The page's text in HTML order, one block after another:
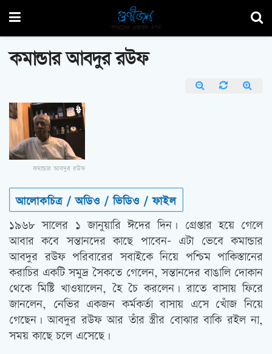
কমান্ডার আবদুর রউফ
কমান্ডার আবদুর রউফ
আলোকচিত্র / অডিও / ভিডিও / ফাইল
১৯৬৮ সালের ১ জানুয়ারি ঈদের দিন। গ্রেপ্তার হয়ে গেলে
আবার কবে সন্তানদের কাছে পাবেন- এটা ভেবে কমান্ডার
আবদুর রউফ পরিবারের সবাইকে নিয়ে পশ্চিম পাকিস্তানের
করাচির একটি সমুদ্র সৈকতে গেলেন, সন্তানদের বাঙালি দোকান
থেকে মিষ্টি খাওয়ালেন, হৈ চৈ করলেন। রাতে বাসায় ফিরে
জানলেন, নেভির একজন কর্মকর্তা বাসায় এসে খোঁজ নিয়ে
গেছেন। আবদুর রউফ আর তাঁর স্ত্রীর বোঝার বাকি রইল না,
সময় কাছে চলে এসেছে।